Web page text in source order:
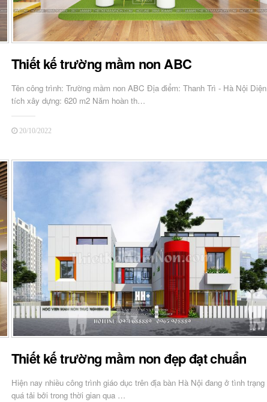
Thiết kế trường mầm non ABC
Tên công trình: Trường mầm non ABC Địa điểm: Thanh Trì - Hà Nội Diện
tích xây dựng: 620 m2 Năm hoàn th…
20/10/2022
Thiết kế trường mầm non đẹp đạt chuẩn
Hiện nay nhiều công trình giáo dục trên địa bàn Hà Nội đang ở tình trạng
quá tải bởi trong thời gian qua …